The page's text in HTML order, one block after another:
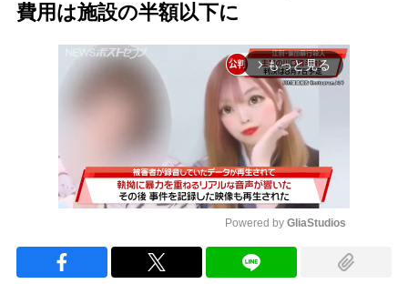
費用は施設の半額以下に
arrow_forward_ios もっと見る
Powered by GliaStudios